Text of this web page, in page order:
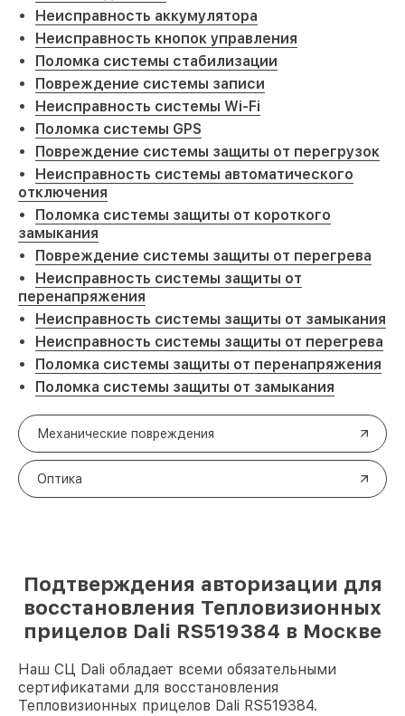
Неисправность аккумулятора
Неисправность кнопок управления
Поломка системы стабилизации
Повреждение системы записи
Неисправность системы Wi-Fi
Поломка системы GPS
Повреждение системы защиты от перегрузок
Неисправность системы автоматического
отключения
Поломка системы защиты от короткого
замыкания
Повреждение системы защиты от перегрева
Неисправность системы защиты от
перенапряжения
Неисправность системы защиты от замыкания
Неисправность системы защиты от перегрева
Поломка системы защиты от перенапряжения
Поломка системы защиты от замыкания
Механические повреждения
Оптика
Подтверждения авторизации для
восстановления Тепловизионных
прицелов Dali RS519384 в Москве
Наш СЦ Dali обладает всеми обязательными
сертификатами для восстановления
Тепловизионных прицелов Dali RS519384.